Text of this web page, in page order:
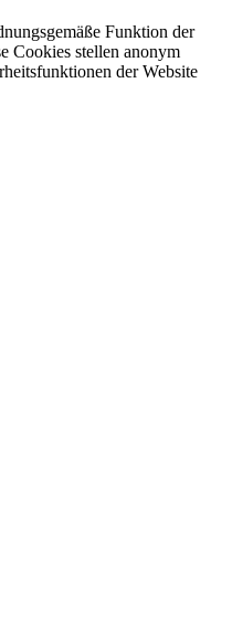
Funktion der
Cookies stellen anonym
der Website